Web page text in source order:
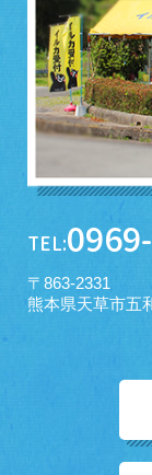
TEL:
〒863-2331
熊本県天草市五